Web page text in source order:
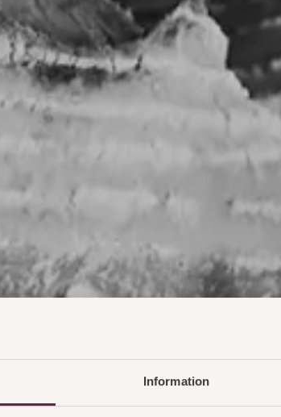
Information